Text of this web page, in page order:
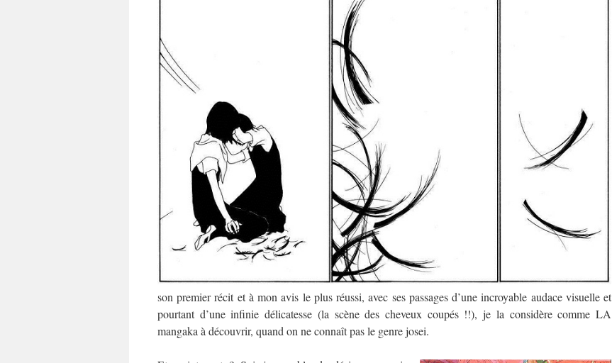
son premier récit et à mon avis le plus réussi, avec ses passages d’une incroyable audace visuelle et
pourtant d’une infinie délicatesse (la scène des cheveux coupés !!), je la considère comme LA
mangaka à découvrir, quand on ne connaît pas le genre josei.